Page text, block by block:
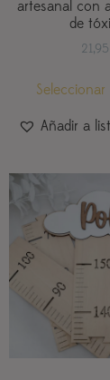
artesanal con
de
21,95
Añadir a